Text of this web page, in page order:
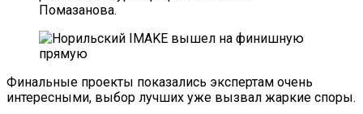
Помазанова.
Финальные проекты показались экспертам очень
интересными, выбор лучших уже вызвал жаркие споры.